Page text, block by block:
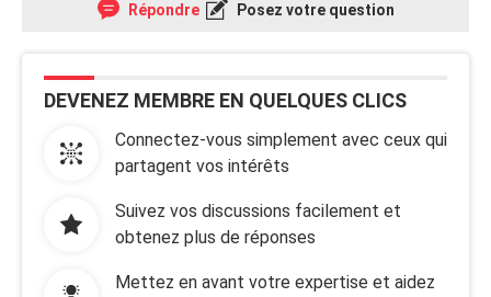
Répondre Posez votre question
DEVENEZ MEMBRE EN QUELQUES CLICS
Connectez-vous simplement avec ceux qui
partagent vos intérêts
Suivez vos discussions facilement et
obtenez plus de réponses
Mettez en avant votre expertise et aidez